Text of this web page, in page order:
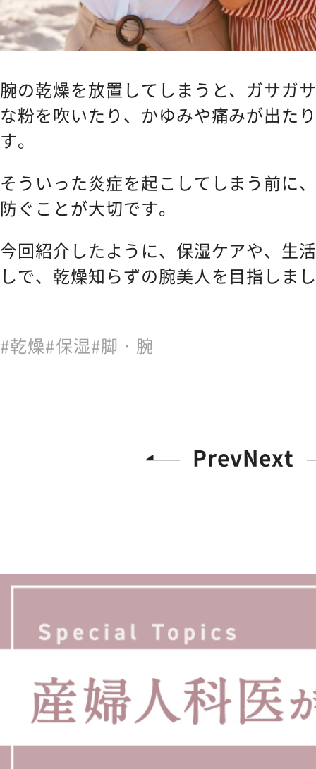
腕の乾燥を放置してしまうと、ガサガ
な粉を吹いたり、かゆみや痛みが出た
す。
そういった炎症を起こしてしまう前に
防ぐことが大切です。
今回紹介したように、保湿ケアや、生
しで、乾燥知らずの腕美人を目指しま
乾燥 保湿 脚・腕
PrevNext